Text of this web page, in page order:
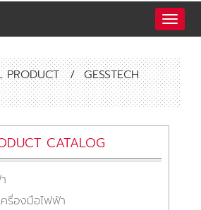
Toggle
PRODUCT / GESSTECH
CATALOG
รื่องมือไฟฟ้า